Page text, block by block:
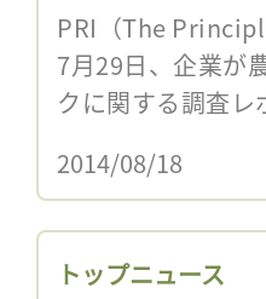
PRI（The
7月29日、企業が
クに関する調査
2014/08/18
トップニュース